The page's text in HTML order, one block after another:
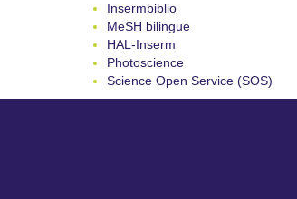
Insermbiblio
MeSH bilingue
HAL-Inserm
Photoscience
Science Open Service (SOS)